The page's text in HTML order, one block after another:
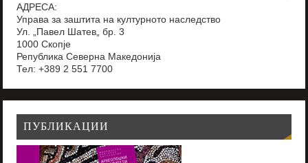
АДРЕСА:
Управа за заштита на културното наследство
Ул. „Павел Шатев„ бр. 3
1000 Скопје
Република Северна Македонија
Тел: +389 2 551 7700
ПУБЛИКАЦИИ